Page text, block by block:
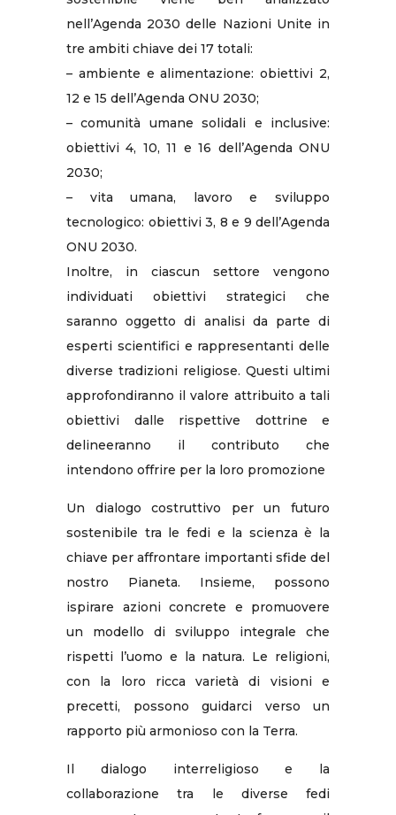
nell’Agenda 2030 delle Nazioni Unite in
tre ambiti chiave dei 17 totali:
– ambiente e alimentazione: obiettivi 2,
12 e 15 dell’Agenda ONU 2030;
– comunità umane solidali e inclusive:
obiettivi 4, 10, 11 e 16 dell’Agenda ONU
2030;
– vita umana, lavoro e sviluppo
tecnologico: obiettivi 3, 8 e 9 dell’Agenda
ONU 2030.
Inoltre, in ciascun settore vengono
individuati obiettivi strategici che
saranno oggetto di analisi da parte di
esperti scientifici e rappresentanti delle
diverse tradizioni religiose. Questi ultimi
approfondiranno il valore attribuito a tali
obiettivi dalle rispettive dottrine e
delineeranno il contributo che
intendono offrire per la loro promozione
Un dialogo costruttivo per un futuro
sostenibile tra le fedi e la scienza è la
chiave per affrontare importanti sfide del
nostro Pianeta. Insieme, possono
ispirare azioni concrete e promuovere
un modello di sviluppo integrale che
rispetti l’uomo e la natura. Le religioni,
con la loro ricca varietà di visioni e
precetti, possono guidarci verso un
rapporto più armonioso con la Terra.
Il dialogo interreligioso e la
collaborazione tra le diverse fedi